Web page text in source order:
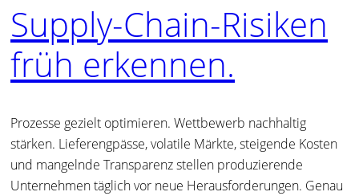
Supply-Chain-Risiken
früh erkennen.
Prozesse gezielt optimieren. Wettbewerb nachhaltig
stärken. Lieferengpässe, volatile Märkte, steigende Kosten
und mangelnde Transparenz stellen produzierende
Unternehmen täglich vor neue Herausforderungen. Genau